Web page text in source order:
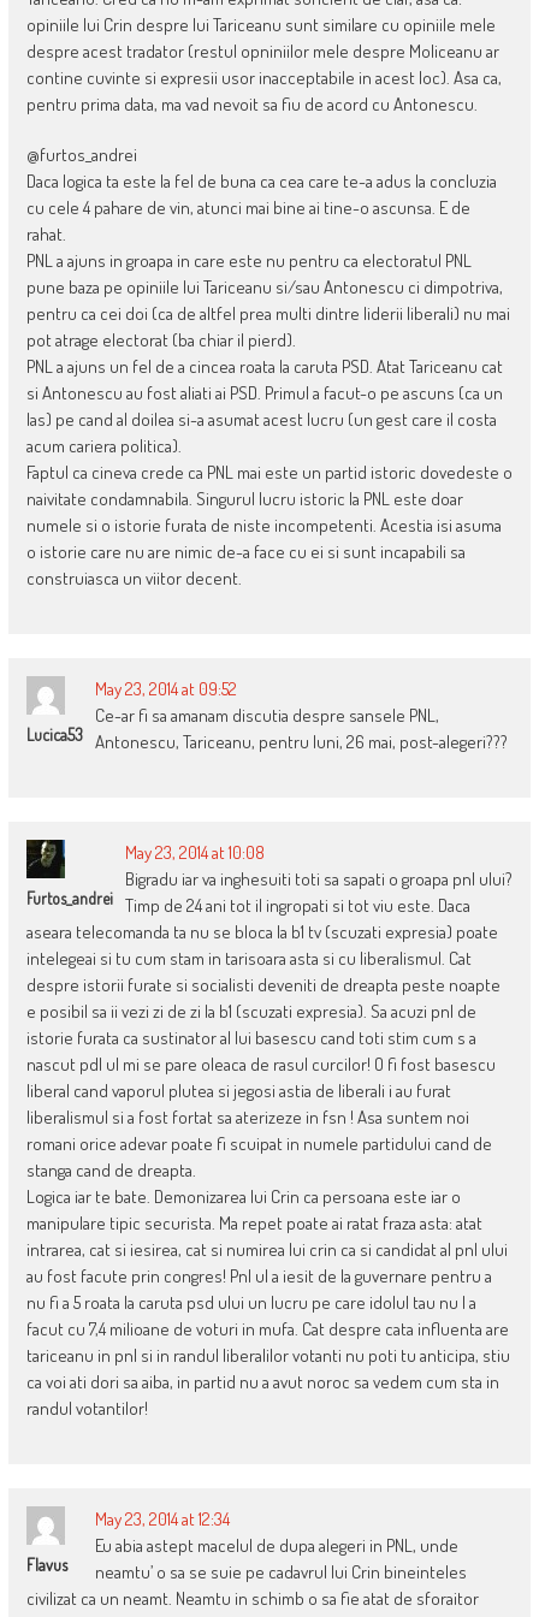
opiniile lui Crin despre lui Tariceanu sunt similare cu opiniile mele
despre acest tradator (restul opniniilor mele despre Moliceanu ar
contine cuvinte si expresii usor inacceptabile in acest loc). Asa ca,
pentru prima data, ma vad nevoit sa fiu de acord cu Antonescu.
@furtos_andrei
Daca logica ta este la fel de buna ca cea care te-a adus la concluzia
cu cele 4 pahare de vin, atunci mai bine ai tine-o ascunsa. E de
rahat.
PNL a ajuns in groapa in care este nu pentru ca electoratul PNL
pune baza pe opiniile lui Tariceanu si/sau Antonescu ci dimpotriva,
pentru ca cei doi (ca de altfel prea multi dintre liderii liberali) nu mai
pot atrage electorat (ba chiar il pierd).
PNL a ajuns un fel de a cincea roata la caruta PSD. Atat Tariceanu cat
si Antonescu au fost aliati ai PSD. Primul a facut-o pe ascuns (ca un
las) pe cand al doilea si-a asumat acest lucru (un gest care il costa
acum cariera politica).
Faptul ca cineva crede ca PNL mai este un partid istoric dovedeste o
naivitate condamnabila. Singurul lucru istoric la PNL este doar
numele si o istorie furata de niste incompetenti. Acestia isi asuma
o istorie care nu are nimic de-a face cu ei si sunt incapabili sa
construiasca un viitor decent.
Lucica53
May 23, 2014 at 09:52
Ce-ar fi sa amanam discutia despre sansele PNL,
Antonescu, Tariceanu, pentru luni, 26 mai, post-alegeri???
Furtos_andrei
May 23, 2014 at 10:08
Bigradu iar va inghesuiti toti sa sapati o groapa pnl ului?
Timp de 24 ani tot il ingropati si tot viu este. Daca
aseara telecomanda ta nu se bloca la b1 tv (scuzati expresia) poate
intelegeai si tu cum stam in tarisoara asta si cu liberalismul. Cat
despre istorii furate si socialisti deveniti de dreapta peste noapte
e posibil sa ii vezi zi de zi la b1 (scuzati expresia). Sa acuzi pnl de
istorie furata ca sustinator al lui basescu cand toti stim cum s a
nascut pdl ul mi se pare oleaca de rasul curcilor! O fi fost basescu
liberal cand vaporul plutea si jegosi astia de liberali i au furat
liberalismul si a fost fortat sa aterizeze in fsn ! Asa suntem noi
romani orice adevar poate fi scuipat in numele partidului cand de
stanga cand de dreapta.
Logica iar te bate. Demonizarea lui Crin ca persoana este iar o
manipulare tipic securista. Ma repet poate ai ratat fraza asta: atat
intrarea, cat si iesirea, cat si numirea lui crin ca si candidat al pnl ului
au fost facute prin congres! Pnl ul a iesit de la guvernare pentru a
nu fi a 5 roata la caruta psd ului un lucru pe care idolul tau nu l a
facut cu 7,4 milioane de voturi in mufa. Cat despre cata influenta are
tariceanu in pnl si in randul liberalilor votanti nu poti tu anticipa, stiu
ca voi ati dori sa aiba, in partid nu a avut noroc sa vedem cum sta in
randul votantilor!
Flavus
May 23, 2014 at 12:34
Eu abia astept macelul de dupa alegeri in PNL, unde
neamtu’ o sa se suie pe cadavrul lui Crin bineinteles
civilizat ca un neamt. Neamtu in schimb o sa fie atat de sforaitor